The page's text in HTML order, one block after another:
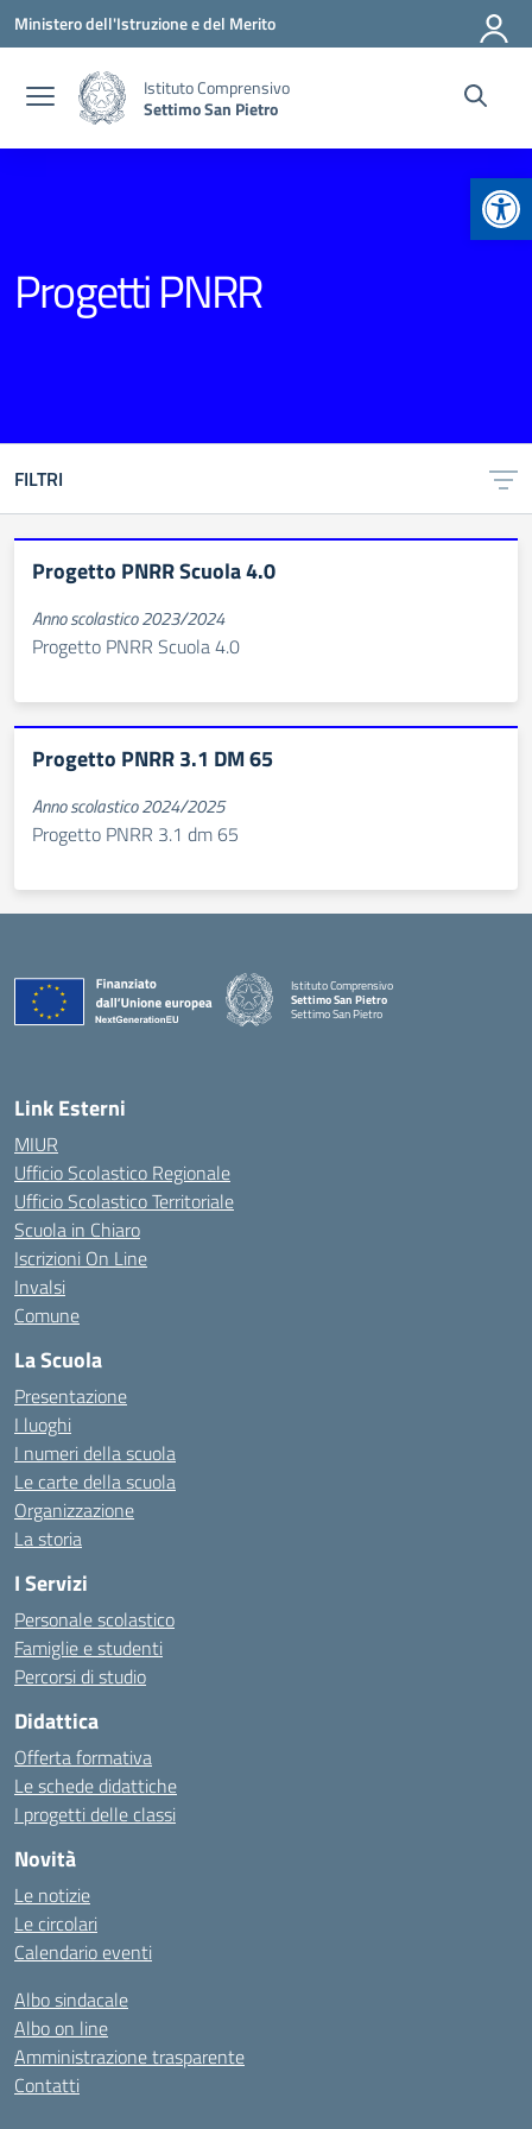
Vai ai contenuti
Vai al menu di navigazione
Vai al footer
Ministero dell'Istruzione e del Merito
Istituto Comprensivo
Settimo San Pietro
Progetti PNRR
FILTRI
Progetto PNRR Scuola 4.0
Anno scolastico 2023/2024
Progetto PNRR Scuola 4.0
Progetto PNRR 3.1 DM 65
Anno scolastico 2024/2025
Progetto PNRR 3.1 dm 65
Istituto Comprensivo
Settimo San Pietro
Settimo San Pietro
Link Esterni
MIUR
Ufficio Scolastico Regionale
Ufficio Scolastico Territoriale
Scuola in Chiaro
Iscrizioni On Line
Invalsi
Comune
La Scuola
Presentazione
I luoghi
I numeri della scuola
Le carte della scuola
Organizzazione
La storia
I Servizi
Personale scolastico
Famiglie e studenti
Percorsi di studio
Didattica
Offerta formativa
Le schede didattiche
I progetti delle classi
Novità
Le notizie
Le circolari
Calendario eventi
Albo sindacale
Albo on line
Amministrazione trasparente
Contatti